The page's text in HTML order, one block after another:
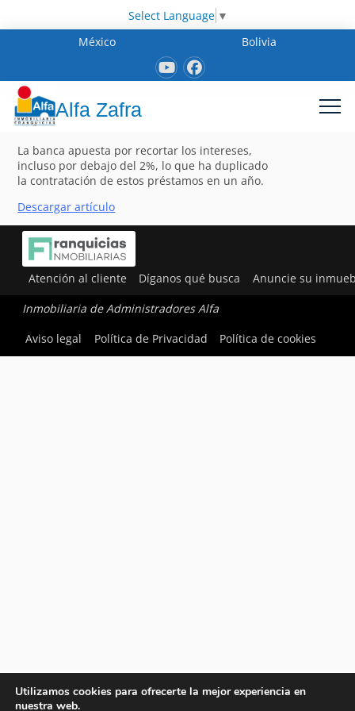
Select Language ▼
México
Bolivia
Alfa Zafra
La banca apuesta por recortar los intereses,
incluso por debajo del 2%, lo que ha duplicado
la contratación de estos préstamos en un año.
Descargar artículo
Atención al cliente Díganos qué busca Anuncie su
Inmobiliaria de Administradores Alfa
Aviso legal
Política de Privacidad Política de cookies
Utilizamos cookies para ofrecerte la mejor experiencia en
nuestra web.